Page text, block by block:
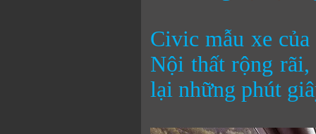
Civic mẫu xe
Nội thất rộng rãi,
lại những phút